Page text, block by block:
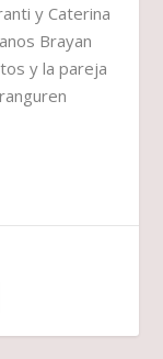
y Caterina
Brayan
y la pareja